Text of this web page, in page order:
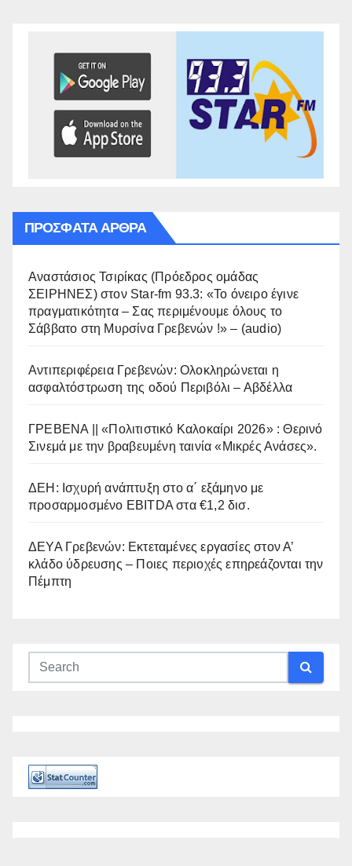
ΠΡΌΣΦΑΤΑ ΆΡΘΡΑ
Αναστάσιος Τσιρίκας (Πρόεδρος ομάδας
ΣΕΙΡΗΝΕΣ) στον Star-fm 93.3: «Το όνειρο έγινε
πραγματικότητα – Σας περιμένουμε όλους το
Σάββατο στη Μυρσίνα Γρεβενών !» – (audio)
Αντιπεριφέρεια Γρεβενών: Ολοκληρώνεται η
ασφαλτόστρωση της οδού Περιβόλι – Αβδέλλα
ΓΡΕΒΕΝΑ || «Πολιτιστικό Καλοκαίρι 2026» : Θερινό
Σινεμά με την βραβευμένη ταινία «Μικρές Ανάσες».
ΔΕΗ: Ισχυρή ανάπτυξη στο α΄ εξάμηνο με
προσαρμοσμένο EBITDA στα €1,2 δισ.
ΔΕΥΑ Γρεβενών: Εκτεταμένες εργασίες στον Α’
κλάδο ύδρευσης – Ποιες περιοχές επηρεάζονται την
Πέμπτη